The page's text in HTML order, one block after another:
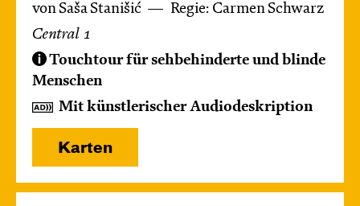
von Saša Stanišić
Regie: Carmen Schwarz
Central 1
Touchtour für sehbehinderte und blinde
Menschen
Mit künstlerischer Audiodeskription
Karten